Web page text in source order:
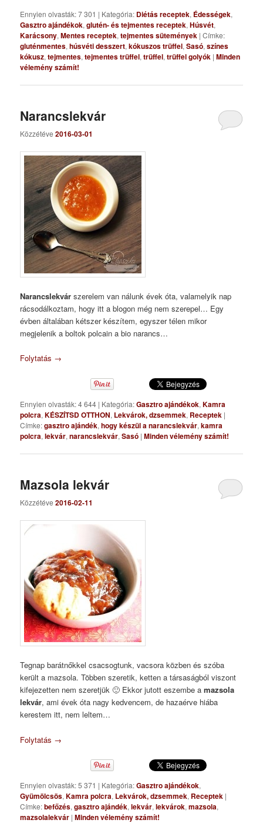
Ennyien olvasták: 7 301 | Kategória: Diétás receptek, Édességek,
Gasztro ajándékok,glutén- és tejmentes receptek,Húsvét,
Karácsony,Mentes receptek,tejmentes sütemények |Címke:
gluténmentes,húsvéti desszert,kókuszos trüffel,Sasó,színes
kókusz,tejmentes,tejmentes trüffel,trüffel,trüffel golyók |Minden
vélemény számít!
Narancslekvár
Közzétéve2016-03-01
Narancslekvár szerelem van nálunk évek óta, valamelyik nap
rácsodálkoztam, hogy itt a blogon még nem szerepel… Egy
évben általában kétszer készítem, egyszer télen mikor
megjelenik a boltok polcain a bio narancs…
Folytatás →
Ennyien olvasták: 4 644 | Kategória:Gasztro ajándékok,Kamra
polcra,KÉSZÍTSD OTTHON, Lekvárok, dzsemmek, Receptek |
Címke:gasztro ajándék,hogy készül a narancslekvár,kamra
polcra,lekvár,narancslekvár,Sasó |Minden vélemény számít!
Mazsola lekvár
Közzétéve2016-02-11
Tegnap barátnőkkel csacsogtunk, vacsora közben és szóba
került a mazsola. Többen szeretik, ketten a társaságból viszont
kifejezetten nem szeretjük 🙂 Ekkor jutott eszembe amazsola
lekvár, ami évek óta nagy kedvencem, de hazaérve hiába
kerestem itt, nem leltem…
Folytatás →
Ennyien olvasták: 5 371 | Kategória:Gasztro ajándékok,
Gyümölcsös,Kamra polcra, Lekvárok, dzsemmek, Receptek |
Címke:befőzés,gasztro ajándék,lekvár,lekvárok,mazsola,
mazsolalekvár |Minden vélemény számít!